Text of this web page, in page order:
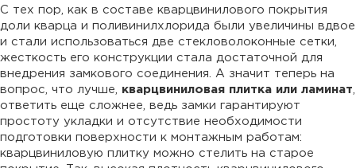
С тех пор, как в составе кварцвинилового покрытия
доли кварца и поливинилхлорида были увеличины вдвое
и стали использоваться две стекловолоконные сетки,
жесткость его конструкции стала достаточной для
внедрения замкового соединения. А значит теперь на
вопрос, что лучше, кварцвиниловая плитка или ламинат
ответить еще сложнее, ведь замки гарантируют
простоту укладки и отсутствие необходимости
подготовки поверхности к монтажным работам:
кварцвиниловую плитку можно стелить на старое